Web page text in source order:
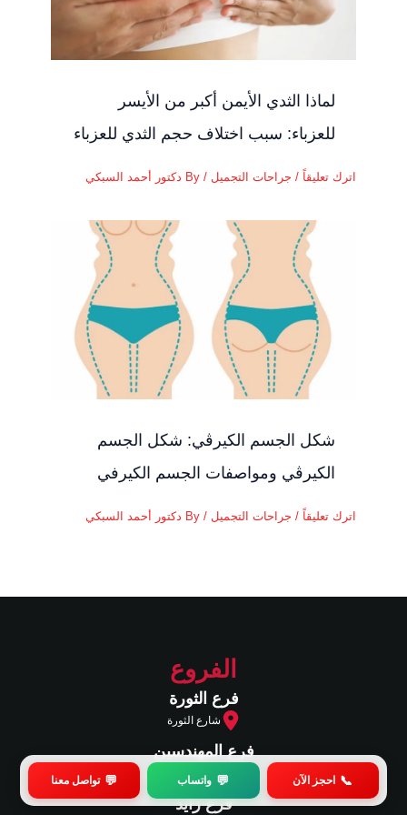
📞 احجز الآن 💬 واتساب 💬 تواصل معنا
لماذا الثدي الأيمن أكبر من الأيسر
للعزباء: سبب اختلاف حجم الثدي للعزباء
اترك تعليقاً / جراحات التجميل / By دكتور أحمد السبكي
شكل الجسم الكيرڤي: شكل الجسم
الكيرڤي ومواصفات الجسم الكيرفي
اترك تعليقاً / جراحات التجميل / By دكتور أحمد السبكي
الفروع
فرع الثورة
شارع الثورة
فرع المهندسين
شارع جامعة الدول العربية - المهندسين
فرع زايد